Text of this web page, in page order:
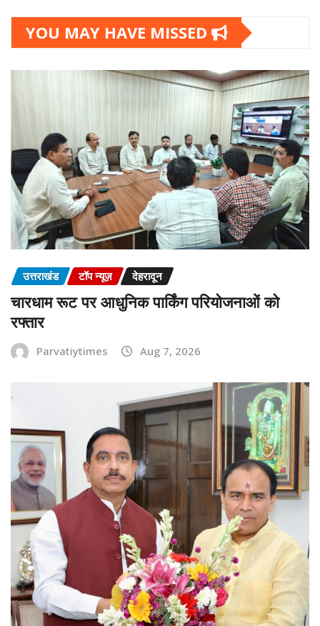
YOU MAY HAVE MISSED
उत्तराखंड टॉप न्यूज़ देहरादून
चारधाम रूट पर आधुनिक पार्किंग परियोजनाओं को
रफ्तार
Parvatiytimes Aug 7, 2026